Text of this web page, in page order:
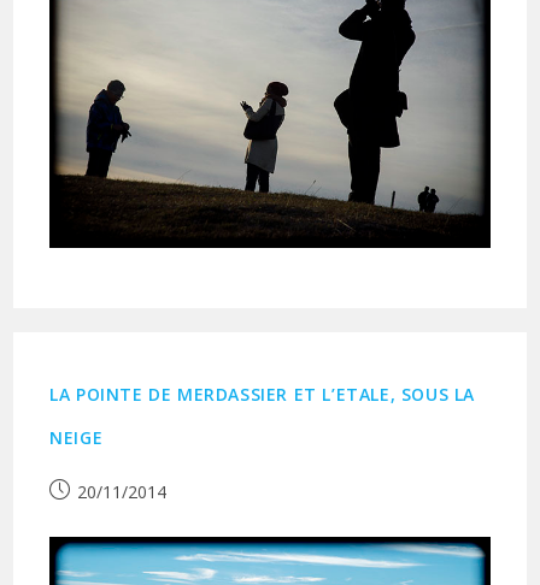
LA POINTE DE MERDASSIER ET L’ETALE, SOUS LA
NEIGE
Publication
20/11/2014